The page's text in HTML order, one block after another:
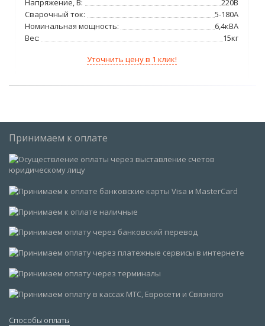
Напряжение, В:
220В
Сварочный ток:
5-180А
Номинальная мощность:
6,4кВА
Вес:
15кг
Уточнить цену в 1 клик!
Принимаем к оплате
Способы оплаты